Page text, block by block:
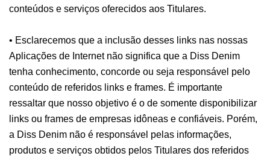
conteúdos e serviços oferecidos aos Titulares.
• Esclarecemos que a inclusão desses links nas nossas
Aplicações de Internet não significa que a Diss Denim
tenha conhecimento, concorde ou seja responsável pelo
conteúdo de referidos links e frames. É importante
ressaltar que nosso objetivo é o de somente disponibilizar
links ou frames de empresas idôneas e confiáveis. Porém,
a Diss Denim não é responsável pelas informações,
produtos e serviços obtidos pelos Titulares dos referidos